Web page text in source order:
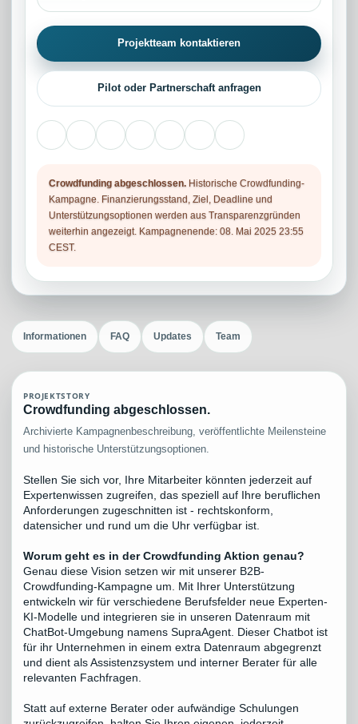
Projektteam kontaktieren
Pilot oder Partnerschaft anfragen
Crowdfunding abgeschlossen.Historische Crowdfunding-
Kampagne. Finanzierungsstand, Ziel, Deadline und
Unterstützungsoptionen werden aus Transparenzgründen
weiterhin angezeigt. Kampagnenende: 08. Mai 2025 23:55
CEST.
Informationen FAQ Updates Team
PROJEKTSTORY
Crowdfunding abgeschlossen.
Archivierte Kampagnenbeschreibung, veröffentlichte Meilensteine
und historische Unterstützungsoptionen.
Stellen Sie sich vor, Ihre Mitarbeiter könnten jederzeit auf
Expertenwissen zugreifen, das speziell auf Ihre beruflichen
Anforderungen zugeschnitten ist - rechtskonform,
datensicher und rund um die Uhr verfügbar ist.
Worum geht es in der Crowdfunding Aktion genau?
Genau diese Vision setzen wir mit unserer B2B-
Crowdfunding-Kampagne um. Mit Ihrer Unterstützung
entwickeln wir für verschiedene Berufsfelder neue Experten-
KI-Modelle und integrieren sie in unseren Datenraum mit
ChatBot-Umgebung namens SupraAgent. Dieser Chatbot ist
für ihr Unternehmen in einem extra Datenraum abgegrenzt
und dient als Assistenzsystem und interner Berater für alle
relevanten Fachfragen.
Statt auf externe Berater oder aufwändige Schulungen